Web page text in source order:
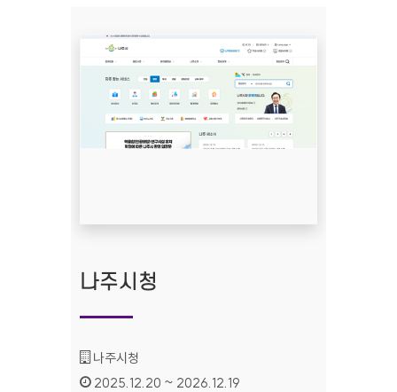
나주시청
기관명 :
나주시청
인증기간 :
2025.12.20 ~ 2026.12.19